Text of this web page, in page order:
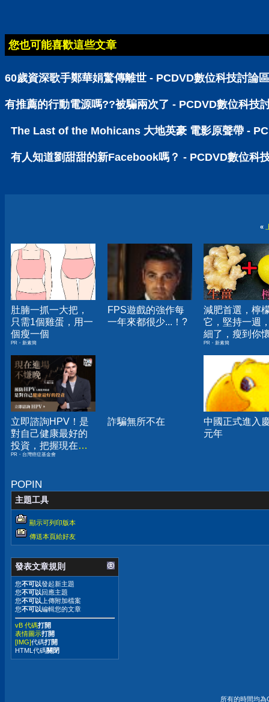
您也可能喜歡這些文章
60歲資深歌手鄭華娟驚傳離世 - PCDVD數位科技討論區
有推薦的行動電源嗎??被騙兩次了 - PCDVD數位科技
The Last of the Mohicans 大地英豪 電影原聲帶 -
有人知道劉甜甜的新Facebook嗎？ - PCDVD數位科
«
肚腩一抓一大把，
只需1個雞蛋，用一
個瘦一個
PR・新素簡
FPS遊戲的強作每
一年來都很少...！?
減肥首選，檸
它，堅持一週
細了，瘦到你
人生
PR・新素簡
立即諮詢HPV！是
對自己健康最好的
投資，把握現在不
嫌晚！
PR・台灣癌症基金會
詐騙無所不在
中國正式進入
元年
POPIN
主題工具
顯示可列印版本
傳送本頁給好友
發表文章規則
您不可以發起新主題
您不可以 回應主題
您不可以 上傳附加檔案
您不可以編輯您的文章
vB 代碼打開
表情圖示打開
[IMG]代碼打開
HTML代碼關閉
所有的時間均為